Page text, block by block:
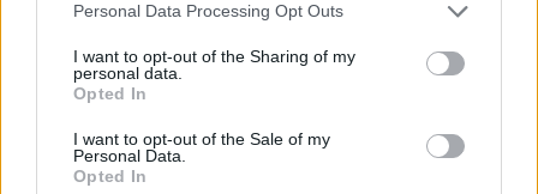
Personal Data Processing Opt Outs
I want to opt-out of the Sharing of my
personal data.
Opted In
I want to opt-out of the Sale of my
Personal Data.
Opted In
në Shqipëri, Ambasada
është strehë për
kriminelët që abuzojnë me
gjendjen e institucioneve
pa Muze, Galeri, Teatër